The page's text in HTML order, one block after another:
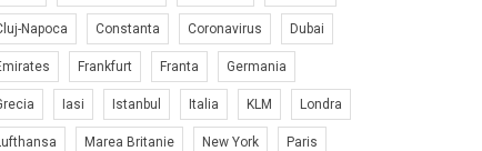
Napoca Constanta Coronavirus Dubai
Frankfurt Franta Germania
Iasi Istanbul Italia KLM Londra
Marea Britanie New York Paris